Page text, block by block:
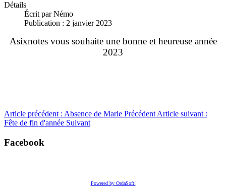
Détails
Écrit parNémo
Publication : 2 janvier 2023
Asixnotes vous souhaite une bonne et heureuse année
2023
Article précédent : Absence de Marie Précédent Article suivant :
Fête de fin d'année Suivant
Facebook
Powered by OrdaSoft!